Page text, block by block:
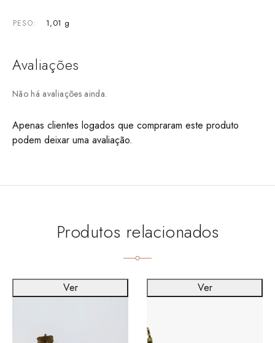
PESO 1,01 g
Avaliações
Não há avaliações ainda.
Apenas clientes logados que compraram este produto
podem deixar uma avaliação.
Produtos relacionados
Ver Ver